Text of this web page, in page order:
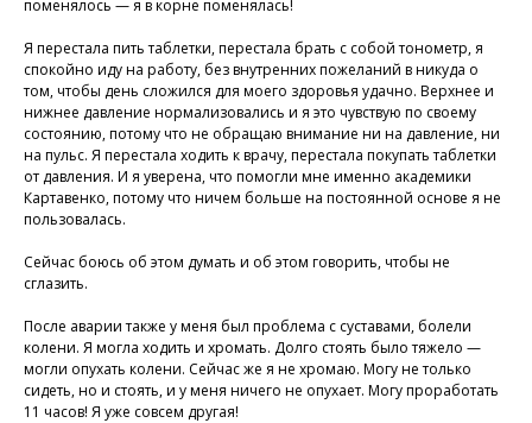
поменялось — я в корне поменялась!
Я перестала пить таблетки, перестала брать с собой тонометр, я
спокойно иду на работу, без внутренних пожеланий в никуда о
том, чтобы день сложился для моего здоровья удачно. Верхнее и
нижнее давление нормализовались и я это чувствую по своему
состоянию, потому что не обращаю внимание ни на давление, ни
на пульс. Я перестала ходить к врачу, перестала покупать таблетки
от давления. И я уверена, что помогли мне именно академики
Картавенко, потому что ничем больше на постоянной основе я не
пользовалась.
Сейчас боюсь об этом думать и об этом говорить, чтобы не
сглазить.
После аварии также у меня был проблема с суставами, болели
колени. Я могла ходить и хромать. Долго стоять было тяжело —
могли опухать колени. Сейчас же я не хромаю. Могу не только
сидеть, но и стоять, и у меня ничего не опухает. Могу проработать
11 часов! Я уже совсем другая!
Присоединяйтесь к
нашей программе, чтобы
восстановить здоровье
без лекарств и походов в
поликлинику